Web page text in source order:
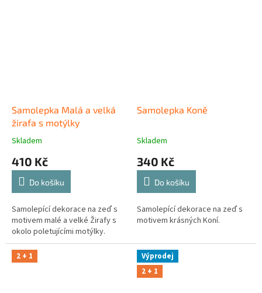
Samolepka Malá a velká
žirafa s motýlky
Skladem
410 Kč
Do košíku
Samolepící dekorace na zeď s
motivem malé a velké Žirafy s
okolo poletujícími motýlky.
Samolepka Koně
Skladem
340 Kč
Do košíku
Samolepící dekorace na zeď s
motivem krásných Koní.
2 + 1
Výprodej
2 + 1